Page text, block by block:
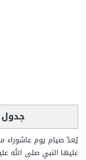
جدول
يُعدّ صيام يوم عاشوراء
عليها النبي صلى الله